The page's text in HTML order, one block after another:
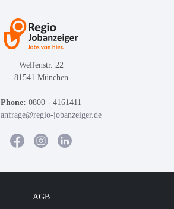
Welfenstr. 22
81541 München
Phone: 0800 - 4161411
anfrage@regio-jobanzeiger.de
AGB